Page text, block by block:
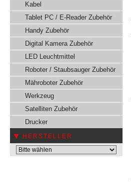
Kabel
Tablet PC / E-Reader Zubehör
Handy Zubehör
Digital Kamera Zubehör
LED Leuchtmittel
Roboter / Staubsauger Zubehör
Mähroboter Zubehör
Werkzeug
Satelliten Zubehör
Drucker
HERSTELLER